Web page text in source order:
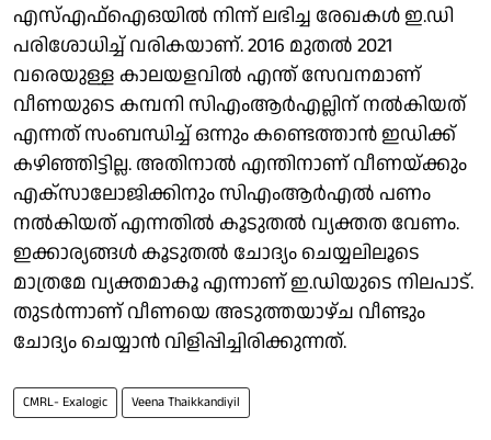
എസ്എഫ്ഐഒയിൽ നിന്ന് ലഭിച്ച രേഖകൾ ഇ.ഡി
പരിശോധിച്ച് വരികയാണ്. 2016 മുതൽ 2021
വരെയുള്ള കാലയളവിൽ എന്ത് സേവനമാണ്
വീണയുടെ കമ്പനി സിഎംആർഎല്ലിന് നൽകിയത്
എന്നത് സംബന്ധിച്ച് ഒന്നും കണ്ടെത്താൻ ഇഡിക്ക്
കഴിഞ്ഞിട്ടില്ല. അതിനാൽ എന്തിനാണ് വീണയ്ക്കും
എക്സാലോജിക്കിനും സിഎംആർഎൽ പണം
നൽകിയത് എന്നതിൽ കൂടുതൽ വ്യക്തത വേണം.
ഇക്കാര്യങ്ങൾ കൂടുതൽ ചോദ്യം ചെയ്യലിലൂടെ
മാത്രമേ വ്യക്തമാകൂ എന്നാണ് ഇ.ഡിയുടെ നിലപാട്.
തുടർന്നാണ് വീണയെ അടുത്തയാഴ്ച വീണ്ടും
ചോദ്യം ചെയ്യാൻ വിളിപ്പിച്ചിരിക്കുന്നത്.
CMRL- Exalogic Veena Thaikkandiyil